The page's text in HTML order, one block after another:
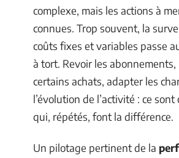
complexe, mais les actions à
connues. Trop souvent, la
coûts fixes et variables passe
à tort. Revoir les
certains achats, adapter les
l’évolution de l’activité : ce sont
qui, répétés, font la différence.
Un pilotage pertinent de la